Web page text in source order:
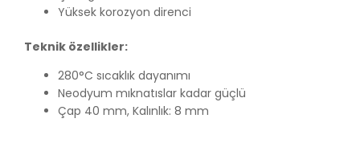
Yüksek korozyon direnci
Teknik özellikler:
280°C sıcaklık dayanımı
Neodyum mıknatıslar kadar güçlü
Çap 40 mm, Kalınlık: 8 mm